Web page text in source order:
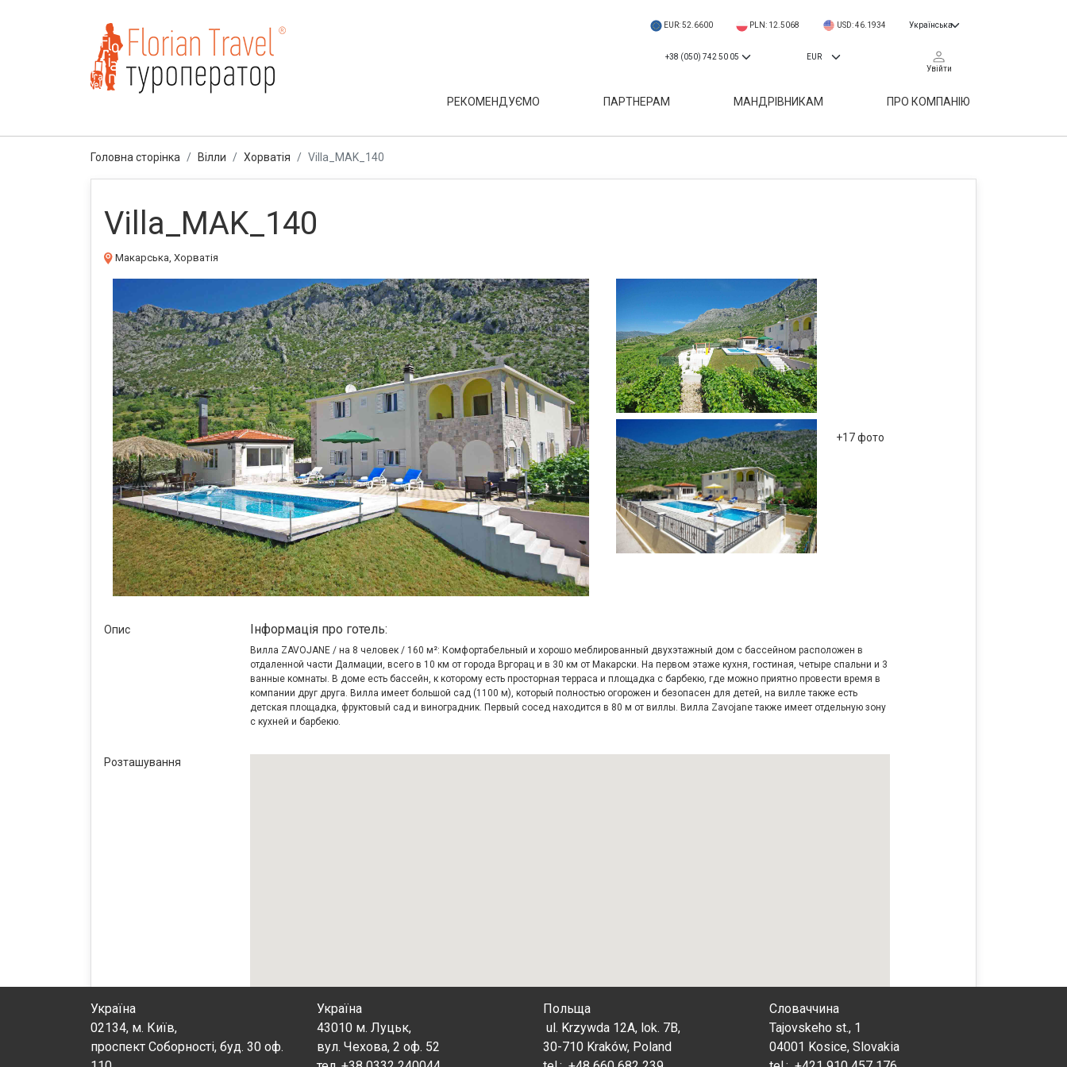
EUR: 52.6600 PLN: 12.5068 USD: 46.1934
Увійти
РЕКОМЕНДУЄМО ПАРТНЕРАМ МАНДРІВНИКАМ ПРО КОМПАНІЮ
Головна сторінка Вілли Хорватія Villa_MAK_140
Villa_MAK_140
Макарська, Хорватія
+17 фото
Опис Інформація про готель:
Вилла ZAVOJANE / на 8 человек / 160 м²: Комфортабельный и хорошо меблированный двухэтажный дом с бассейном расположен в
отдаленной части Далмации, всего в 10 км от города Вргорац и в 30 км от Макарски. На первом этаже кухня, гостиная, четыре спальни и 3
ванные комнаты. В доме есть бассейн, к которому есть просторная терраса и площадка с барбекю, где можно приятно провести время в
компании друг друга. Вилла имеет большой сад (1100 м), который полностью огорожен и безопасен для детей, на вилле также есть
детская площадка, фруктовый сад и виноградник. Первый сосед находится в 80 м от виллы. Вилла Zavojane также имеет отдельную зону
с кухней и барбекю.
Розташування
Україна
02134, м. Київ,
проспект Соборності, буд. 30 оф.
Україна
43010 м. Луцьк,
вул. Чехова, 2 оф. 52
Польща
ul. Krzywda 12A, lok. 7B,
30-710 Kraków, Poland
Словаччина
Tajovskeho st., 1
04001 Kosice, Slovakia